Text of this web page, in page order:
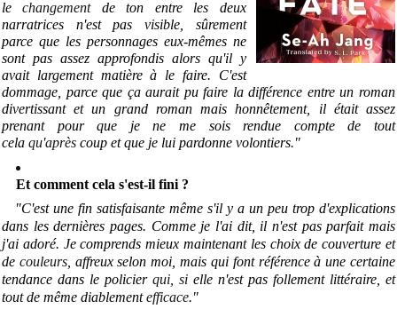
lechangementde ton entre les deux
narratrices n'est pas visible, sûrement
parce que les personnages eux-mêmes ne
sont pas assez approfondis alors qu'il y
avait largement matière à le faire. C'est
dommage, parce que ça aurait pu faire la différence entre un roman
divertissant et un grand roman mais honnêtement, il était assez
prenant pour que je ne me sois rendue compte de tout
cela qu'après coup et que je lui pardonne volontiers."
Et comment cela s'est-il fini ?
"C'est une fin satisfaisante même s'il y a un peu trop d'explications
dans les dernières pages. Comme je l'ai dit, il n'est pas parfait mais
j'ai adoré. Je comprends mieux maintenant les choix de couverture et
de couleurs, affreux selon moi, mais qui font référence à une certaine
tendance dans le policier qui, si elle n'est pas follement littéraire, et
tout de même diablementefficace."